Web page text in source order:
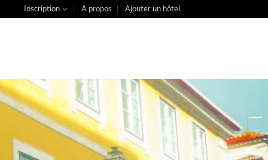
Inscription A propos Ajouter un hôtel